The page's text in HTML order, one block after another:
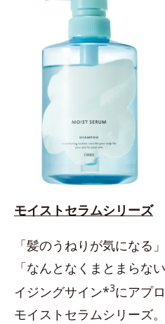
モイストセラムシリーズ
「髪のうねりが気になる
「なんとなくまとまらな
イジングサイン*3にアプ
モイストセラムシリーズ。